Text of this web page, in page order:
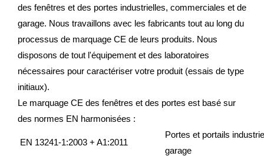
des fenêtres et des portes industrielles, commerciales et de
garage. Nous travaillons avec les fabricants tout au long du
processus de marquage CE de leurs produits. Nous
disposons de tout l'équipement et des laboratoires
nécessaires pour caractériser votre produit (essais de type
initiaux).
Le marquage CE des fenêtres et des portes est basé sur
des normes EN harmonisées :
EN 13241-1:2003 + A1:2011
Portes et portails
garage